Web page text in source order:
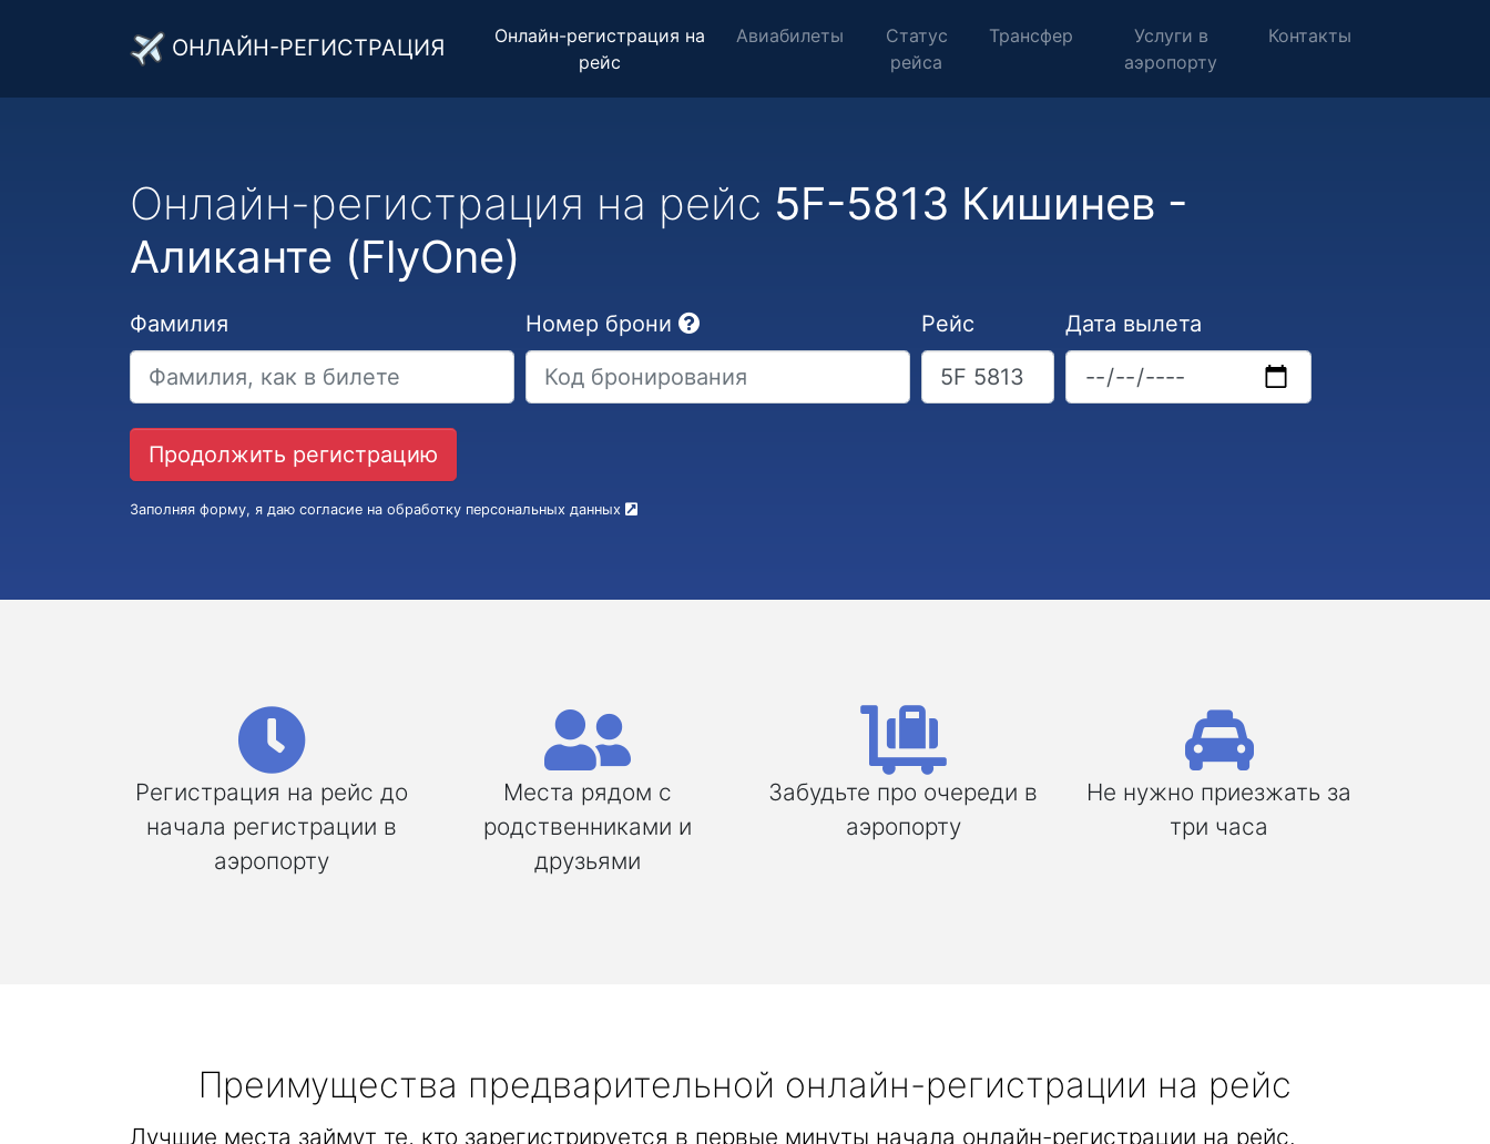
ОНЛАЙН-РЕГИСТРАЦИЯ
Онлайн-регистрация на
рейс
Авиабилеты
Статус
рейса
Трансфер
Услуги в
аэропорту
Контакты
Онлайн-регистрация на рейс 5F-5813 Кишинев -
Аликанте (FlyOne)
Фамилия Номер брони Рейс Дата вылета
Заполняя форму, я даю согласие на обработку персональных данных
Регистрация на рейс до
начала регистрации в
аэропорту
Места рядом с
родственниками и
друзьями
Забудьте про очереди в
аэропорту
Не нужно приезжать за
три часа
Преимущества предварительной онлайн-регистрации на рейс
Лучшие места займут те, кто зарегистрируется в первые минуты начала онлайн-регистрации на рейс.